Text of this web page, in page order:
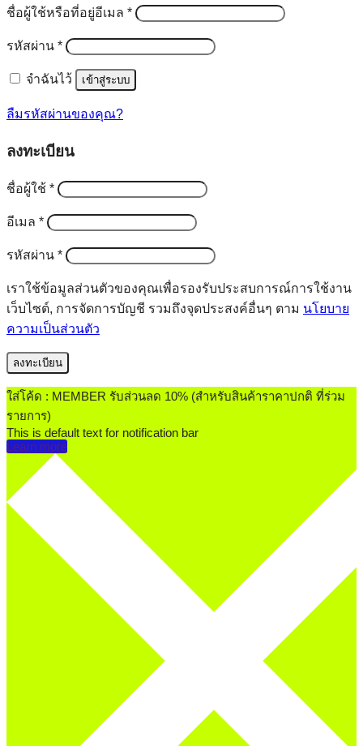
ชื่อผู้ใช้หรือที่อยู่อีเมล *ต้องการ
รหัสผ่าน *ต้องการ
จำฉันไว้ เข้าสู่ระบบ
ลืมรหัสผ่านของคุณ?
ลงทะเบียน
ชื่อผู้ใช้ *ต้องการ
อีเมล *ต้องการ
รหัสผ่าน *ต้องการ
เราใช้ข้อมูลส่วนตัวของคุณเพื่อรองรับประสบการณ์การใช้งาน
เว็บไซต์, การจัดการบัญชี รวมถึงจุดประสงค์อื่นๆ ตาม นโยบาย
ความเป็นส่วนตัว
ลงทะเบียน
ใส่โค้ด : MEMBER รับส่วนลด 10% (สำหรับสินค้าราคาปกติ ที่ร่วม
รายการ)
This is default text for notification bar
Learn more